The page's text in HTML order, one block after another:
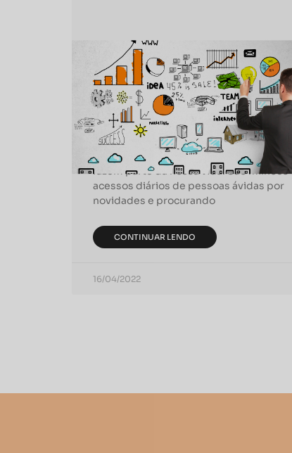
NOTÍCIAS
A importância das redes
sociais para empresas
Não restam dúvidas de que as redes
fazem parte da nossa vida. São milhões
acessos diários de pessoas ávidas por
novidades e procurando
CONTINUAR LENDO
16/04/2022